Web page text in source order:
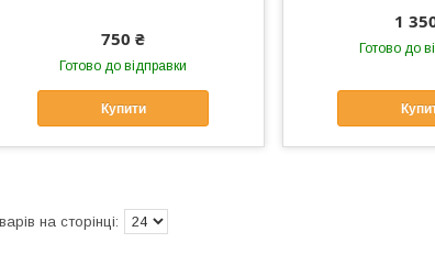
750 ₴
Готово до відправки
Купити
1
Готово до